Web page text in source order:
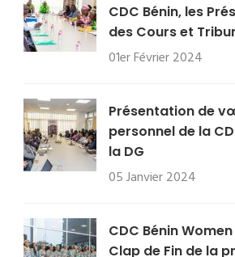
CDC Bénin, les
des Cours et
01er Février 2024
Présentation de
personnel de la
la DG
05 Janvier 2024
CDC Bénin
Clap de Fin de la